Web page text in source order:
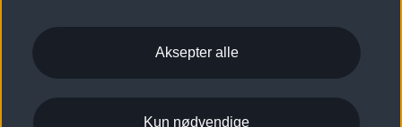
Bilgarantier
Audi Forsikring
Kom i gang med myAudi
Logg Inn Bilhold
Bli sertifisert merkeverksted
© 2026 AUDI NORGE. All Rights Reserved.
Imprint
Informasjon til redningsselskaper (eng)
Aksepter alle
Kun nødvendige